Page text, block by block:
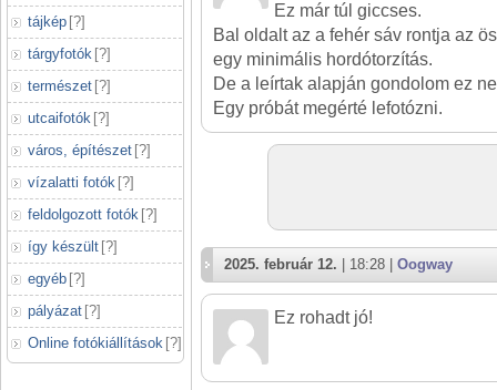
tájkép [?]
tárgyfotók [?]
természet [?]
utcaifotók [?]
város, építészet [?]
vízalatti fotók [?]
feldolgozott fotók [?]
így készült [?]
egyéb [?]
pályázat [?]
Online fotókiállítások [?]
Ez már túl giccses.
Bal oldalt az a fehér sáv rontja az
egy minimális hordótorzítás.
De a leírtak alapján gondolom ez
Egy próbát megérté lefotózni.
2025. február 12. | 18:28 | Oogway
Ez rohadt jó!